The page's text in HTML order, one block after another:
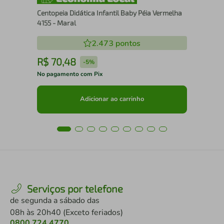
Centopeia Didática Infantil Baby Péia Vermelha
4155 - Maral
2.473 pontos
R$ 70,48 -5%
No pagamento com Pix
Adicionar ao carrinho
Serviços por telefone
de segunda a sábado das
08h às 20h40 (Exceto feriados)